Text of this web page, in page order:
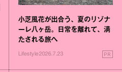
小芝風花が出合う、夏のリゾナ
ーレ八ヶ岳。日常を離れて、満
たされる旅へ
Lifestyle2026.7.23 PR